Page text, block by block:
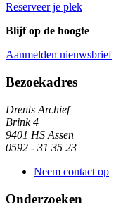
Reserveer je plek
Blijf op de hoogte
Aanmelden nieuwsbrief
Algemene
Bezoekadres
Drents Archief
Brink 4
9401 HS Assen
0592 - 31 35 23
Neem contact op
Onderzoeken